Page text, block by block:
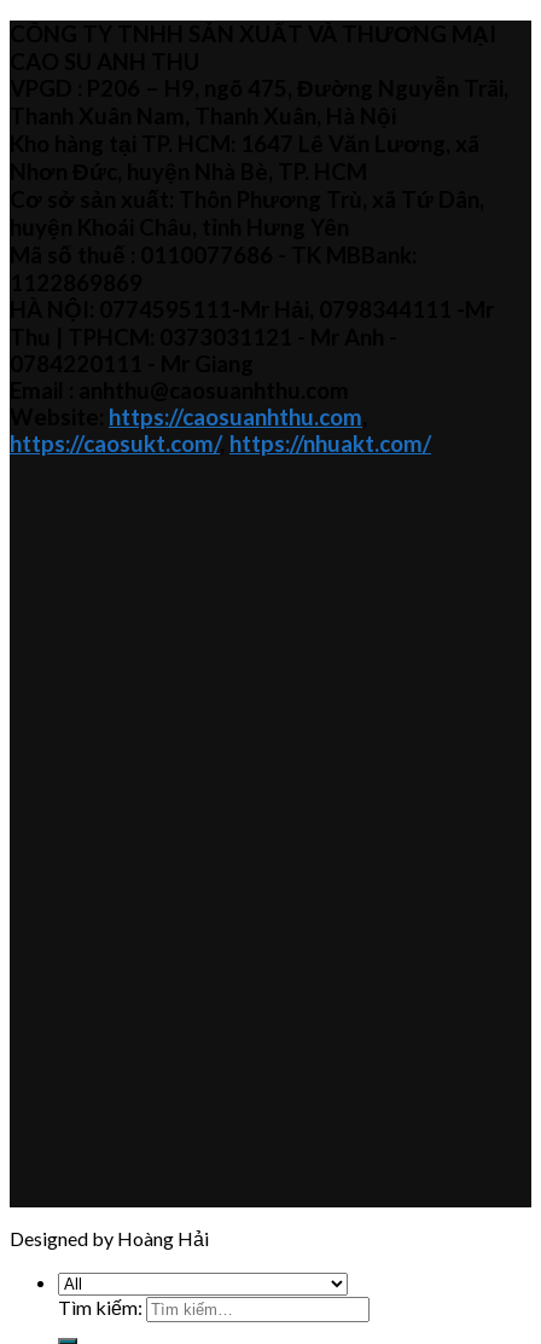
https://caosuanhthu.com
https://caosukt.com/, https://nhuakt.com/
Designed by Hoàng Hải
Tìm kiếm: